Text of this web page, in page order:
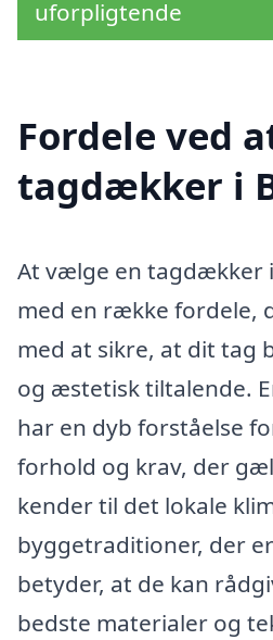
uforpligtende
Fordele ved
tagdækker i
At vælge en tagdækker
med en række fordele,
med at sikre, at dit tag
og æstetisk tiltalende.
har en dyb forståelse
forhold og krav, der
kender til det lokale
byggetraditioner, der
betyder, at de kan
bedste materialer og